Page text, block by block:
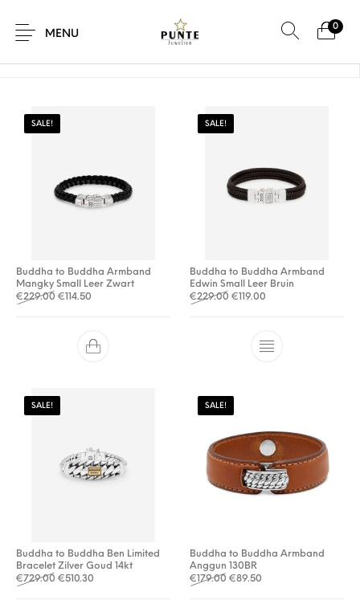
MENU
0
Home / Product Maat
SALE!
Buddha to Buddha Armband
Mangky Small Leer Zwart
€229.00 Oorspronkelijke prijs was: €229.00.
€114.50 Huidige prijs is: €114.50.
SALE!
Buddha to Buddha Armband
Edwin Small Leer Bruin
€229.00 Oorspronkelijke prijs was:
€119.00
SALE!
Buddha to Buddha Ben Limited
Bracelet Zilver Goud 14kt
€729.00 Oorspronkelijke prijs was: €729.00.
€510.30 Huidige prijs is: €510.30.
SALE!
Buddha to Buddha Armband
Anggun 130BR
€179.00 Oorspronkelijke prijs was:
€89.50